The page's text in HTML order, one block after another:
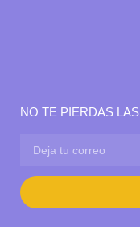
NO TE PIERDAS